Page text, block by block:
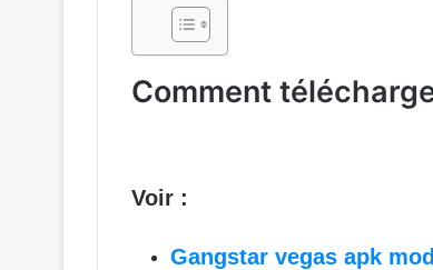
Comment
Voir :
Gangstar vegas apk